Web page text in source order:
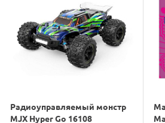
Радиоуправляемый монстр
MJX Hyper Go 16108